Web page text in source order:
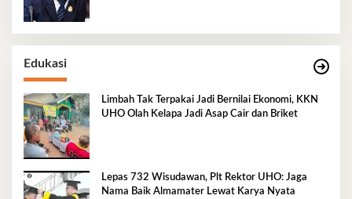
Edukasi
Limbah Tak Terpakai Jadi Bernilai Ekonomi, KKN
UHO Olah Kelapa Jadi Asap Cair dan Briket
Lepas 732 Wisudawan, Plt Rektor UHO: Jaga
Nama Baik Almamater Lewat Karya Nyata